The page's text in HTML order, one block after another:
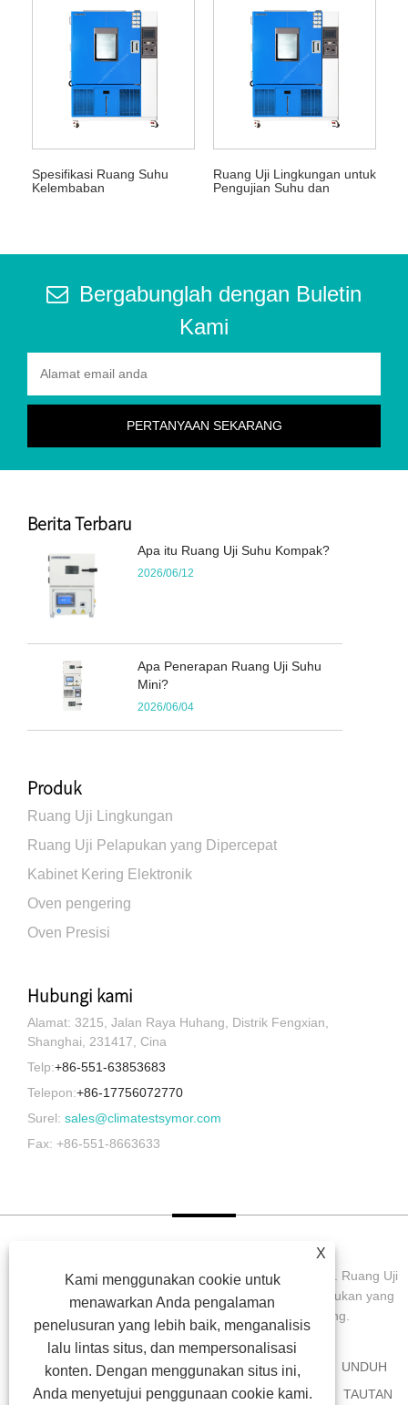
Spesifikasi Ruang Suhu
Kelembaban
Ruang Uji Lingkungan untuk
Pengujian Suhu dan
Bergabunglah dengan Buletin
Kami
Berita Terbaru
Apa itu Ruang Uji Suhu Kompak?
2026/06/12
Apa Penerapan Ruang Uji Suhu
Mini?
2026/06/04
Produk
Ruang Uji Lingkungan
Ruang Uji Pelapukan yang Dipercepat
Kabinet Kering Elektronik
Oven pengering
Oven Presisi
Hubungi kami
Alamat: 3215, Jalan Raya Huhang, Distrik Fengxian,
Shanghai, 231417, Cina
Telp:+86-551-63853683
Telepon:+86-17756072770
Surel: sales@climatestsymor.com
Fax: +86-551-8663633
Hak Cipta © 2022 Symor Instrument Equipment Co., Ltd. Ruang Uji
Lingkungan, Kabinet Kering Elektronik, Ruang Uji Pelapukan yang
Dipercepat Semua Hak dilindungi undang-undang.
RUMAH TENTANG KAMI PRODUK BERITA
UNDUH
MENGIRIMKAN PERMINTAAN
HUBUNGI KAMI TAUTAN
X
Kami menggunakan cookie untuk
menawarkan Anda pengalaman
penelusuran yang lebih baik, menganalisis
lalu lintas situs, dan mempersonalisasi
konten. Dengan menggunakan situs ini,
Anda menyetujui penggunaan cookie kami.